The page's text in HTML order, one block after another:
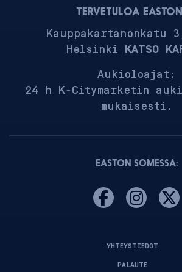
TERVETULOA
Kauppakartanonkatu
Helsinki KATSO
Aukioloajat:
24 h K-Citymarketin
mukaisesti.
EASTON SOMESSA:
YHTEYSTIEDOT
PALAUTE